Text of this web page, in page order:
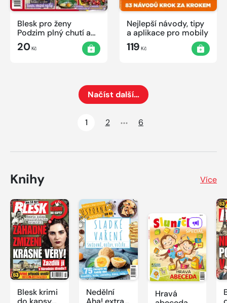
Blesk pro ženy
Podzim plný chutí a
vůní
20Kč
Nejlepší návody, tipy
a aplikace pro mobily
119 Kč
Načíst další…
1
2 6
Knihy Více
Blesk krimi
Nedělní
Hravá